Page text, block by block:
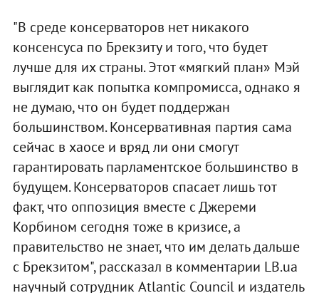
"В среде консерваторов нет никакого
консенсуса по Брекзиту и того, что будет
лучше для их страны. Этот «мягкий план» Мэй
выглядит как попытка компромисса, однако я
не думаю, что он будет поддержан
большинством. Консервативная партия сама
сейчас в хаосе и вряд ли они смогут
гарантировать парламентское большинство в
будущем. Консерваторов спасает лишь тот
факт, что оппозиция вместе с Джереми
Корбином сегодня тоже в кризисе, а
правительство не знает, что им делать дальше
с Брекзитом", рассказал в комментарии LB.ua
научный сотрудник Atlantic Council и издатель